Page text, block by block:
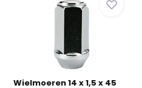
Wielmoeren 14 x 1,5 x 45